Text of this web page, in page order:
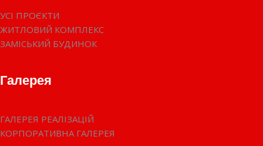
УСІ ПРОЄКТИ
ЖИТЛОВИЙ КОМПЛЕКС
ЗАМІСЬКИЙ БУДИНОК
Галерея
ГАЛЕРЕЯ РЕАЛІЗАЦІЙ
КОРПОРАТИВНА ГАЛЕРЕЯ